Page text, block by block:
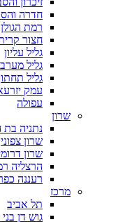
חדרה
רמת הגולן
חצור
גליל עליון
גליל
גליל
עמק
עפולה
שרון
נתניה בת
שרון צפוני
שרון
הרצליה
רעננה
מרכז
תל אביב
גוש דן